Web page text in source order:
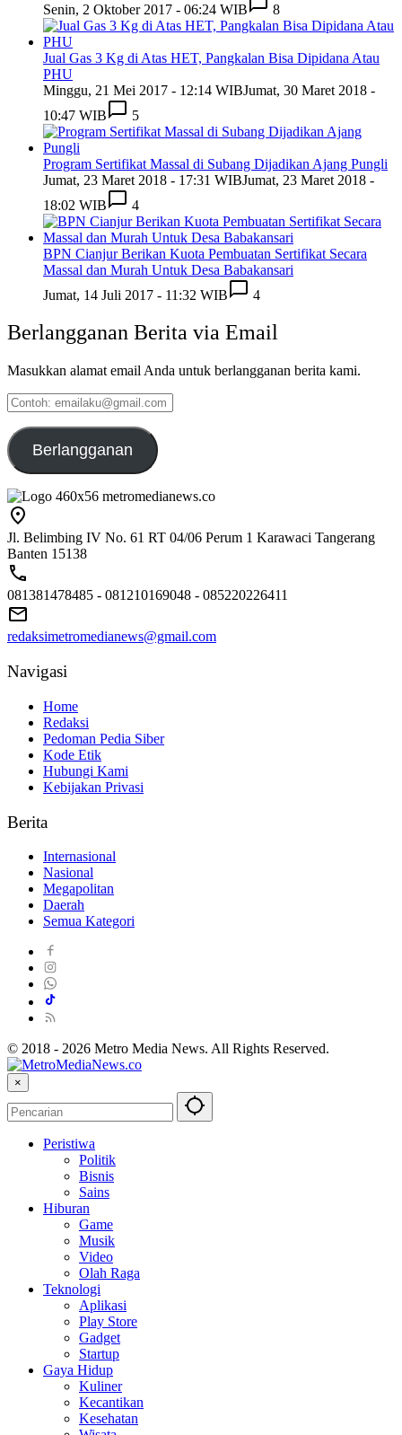
Senin, 2 Oktober 2017 - 06:24 WIB
8
Jual Gas 3 Kg di Atas HET, Pangkalan Bisa Dipidana Atau
PHU
Minggu, 21 Mei 2017 - 12:14 WIBJumat, 30 Maret 2018 -
10:47 WIB
5
Program Sertifikat Massal di Subang Dijadikan Ajang Pungli
Jumat, 23 Maret 2018 - 17:31 WIBJumat, 23 Maret 2018 -
18:02 WIB
4
BPN Cianjur Berikan Kuota Pembuatan Sertifikat Secara
Massal dan Murah Untuk Desa Babakansari
Jumat, 14 Juli 2017 - 11:32 WIB
4
Berlangganan Berita via Email
Masukkan alamat email Anda untuk berlangganan berita kami.
Contoh:
emailaku@gmail.com
Berlangganan
Jl. Belimbing IV No. 61 RT 04/06 Perum 1 Karawaci Tangerang
Banten 15138
081381478485 - 081210169048 - 085220226411
redaksimetromedianews@gmail.com
Navigasi
Home
Redaksi
Pedoman Pedia Siber
Kode Etik
Hubungi Kami
Kebijakan Privasi
Berita
Internasional
Nasional
Megapolitan
Daerah
Semua Kategori
© 2018 - 2026 Metro Media News. All Rights Reserved.
×
Peristiwa
Politik
Bisnis
Sains
Hiburan
Game
Musik
Video
Olah Raga
Teknologi
Aplikasi
Play Store
Gadget
Startup
Gaya Hidup
Kuliner
Kecantikan
Kesehatan